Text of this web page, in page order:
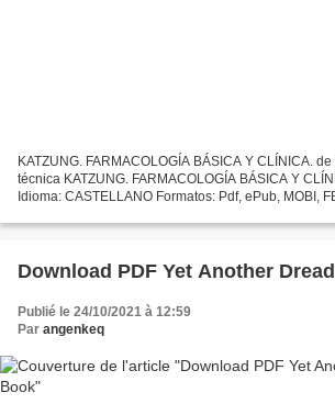
KATZUNG. FARMACOLOGÍA BÁSICA Y CLÍNICA.
técnica KATZUNG. FARMACOLOGÍA BÁSICA Y
Idioma: CASTELLANO Formatos: Pdf, ePub, MOBI,
eBook...
Download PDF Yet Another
Publié le 24/10/2021 à 12:59
Par angenkeq